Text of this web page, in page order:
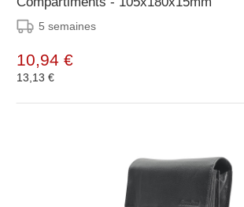
5 semaines
10,94 €
13,13 €